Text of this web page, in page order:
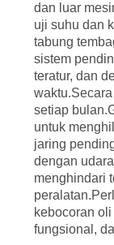
dan luar
uji suhu dan
tabung
sistem
teratur, dan
setiap
untuk
jaring
dengan
menghindari
kebocoran
fungsional,